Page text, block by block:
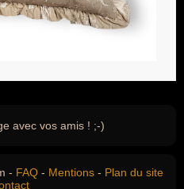
avec vos amis ! ;-)
- FAQ - Mentions - Plan du site